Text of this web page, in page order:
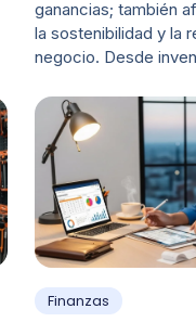
ganancias; también
la sostenibilidad y la
negocio. Desde
Finanzas